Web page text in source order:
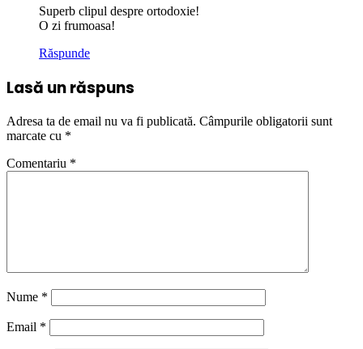
Superb clipul despre ortodoxie!
O zi frumoasa!
Răspunde
Lasă un răspuns
Adresa ta de email nu va fi publicată. Câmpurile obligatorii sunt
marcate cu *
Comentariu *
Nume *
Email *